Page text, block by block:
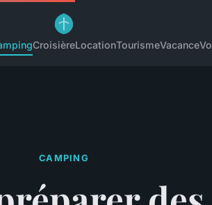
CroisièreLocationTourismeVacance
CAMPING